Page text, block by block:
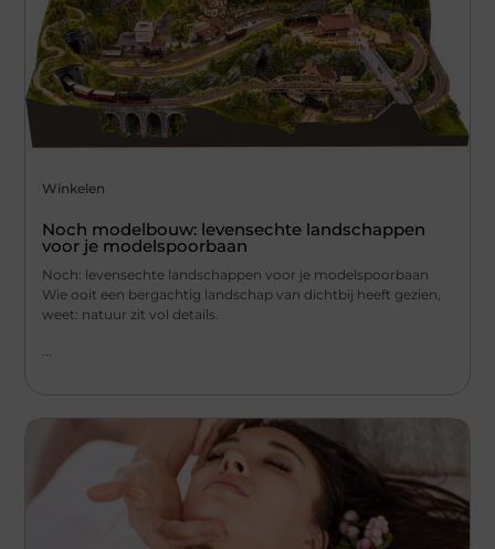
Winkelen
Noch modelbouw: levensechte landschappen
voor je modelspoorbaan
Noch: levensechte landschappen voor je modelspoorbaan
Wie ooit een bergachtig landschap van dichtbij heeft gezien,
weet: natuur zit vol details.